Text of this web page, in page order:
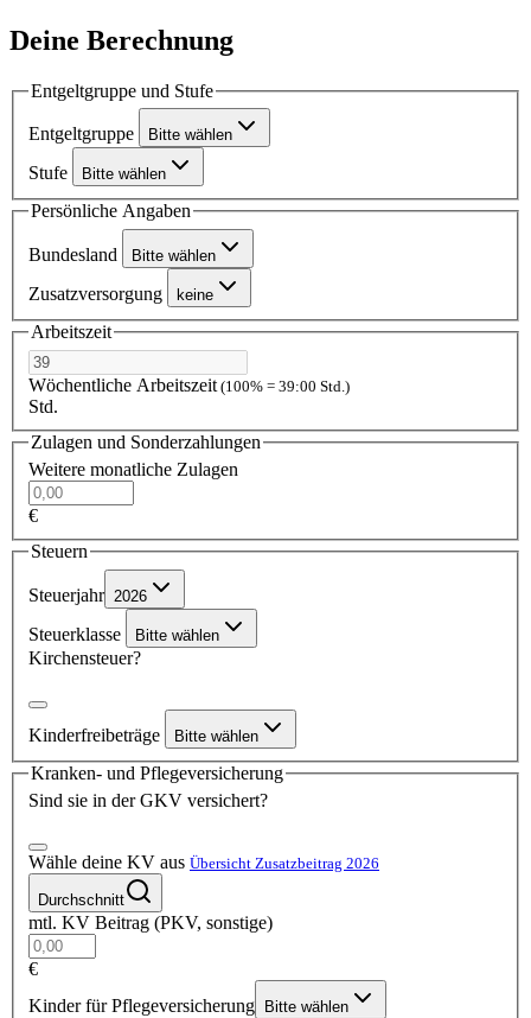
Deine Berechnung
Entgeltgruppe und Stufe
Entgeltgruppe Bitte wählen
Stufe Bitte wählen
Persönliche Angaben
Bundesland Bitte wählen
Zusatzversorgung keine
Arbeitszeit
Wöchentliche Arbeitszeit (100% = 39:00 Std.)
Std.
Zulagen und Sonderzahlungen
Weitere monatliche Zulagen
€
Steuern
Steuerjahr 2026
Steuerklasse Bitte wählen
Kirchensteuer?
Kinderfreibeträge Bitte wählen
Kranken- und Pflegeversicherung
Sind sie in der GKV versichert?
Wähle deine KV aus Übersicht Zusatzbeitrag 2026
Durchschnitt
mtl. KV Beitrag (PKV, sonstige)
€
Kinder für Pflegeversicherung
Bitte wählen